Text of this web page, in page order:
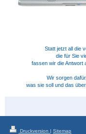
Statt jetzt all die
die für Sie
fassen wir die Antwort
Wir sorgen
was sie soll und das
Druckversion | Sitemap